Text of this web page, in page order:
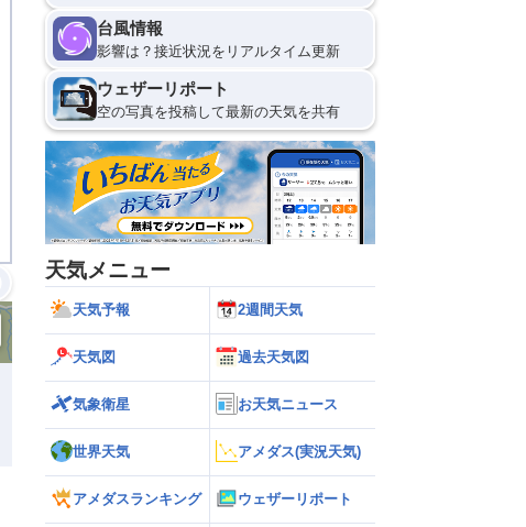
台風情報
影響は？接近状況をリアルタイム更新
ウェザーリポート
空の写真を投稿して最新の天気を共有
天気メニュー
天気予報 2週間天気
天気図 過去天気図
気象衛星 お天気ニュース
世界天気 アメダス(実況天気)
アメダスランキング ウェザーリポート